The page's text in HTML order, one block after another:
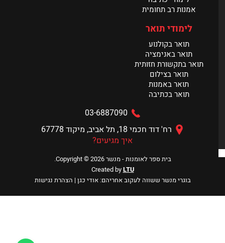
אמנות רב תחומית
לימודי תואר
תואר בקולנוע
תואר באנימציה
תואר בתקשורת חזותית
תואר בצילום
תואר באמנות
תואר בכתיבה
03-6887090
רח' דוד חכמי 18, תל אביב, מיקוד 67778
איך מגיעים?
בית ספר לאומנות - מנשר Copyright © 2026.
Created byLTU
בוגרי מנשר ששווה לעקוב אחריהם:אודי כגן|הצהרת נגישות